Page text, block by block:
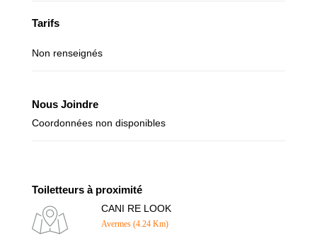
Tarifs
Non renseignés
Nous Joindre
Coordonnées non disponibles
Toiletteurs à proximité
CANI RE LOOK
Avermes (4.24 Km)